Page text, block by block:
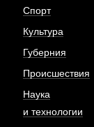
Спорт
Культура
Губерния
Происшествия
Наука
и технологии